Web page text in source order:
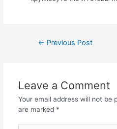
← Previous Post
Leave a Comment
Your email address will not be
are marked *